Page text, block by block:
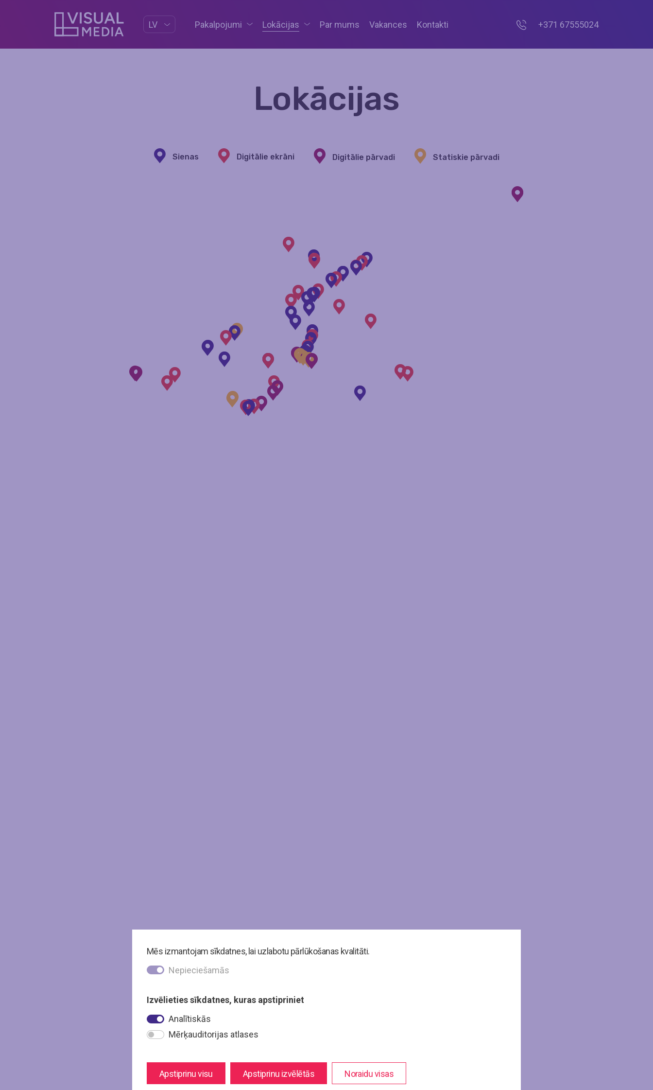
LV Pakalpojumi Lokācijas Par mums Vakances Kontakti +371 67555024
Lokācijas
Sienas Digitālie ekrāni Digitālie pārvadi Statiskie pārvadi
Mēs izmantojam sīkdatnes, lai uzlabotu pārlūkošanas kvalitāti.
Nepieciešamās
Izvēlieties sīkdatnes, kuras apstipriniet
Analītiskās
Mērķauditorijas atlases
Apstiprinu visu Apstiprinu izvēlētās Noraidu visas